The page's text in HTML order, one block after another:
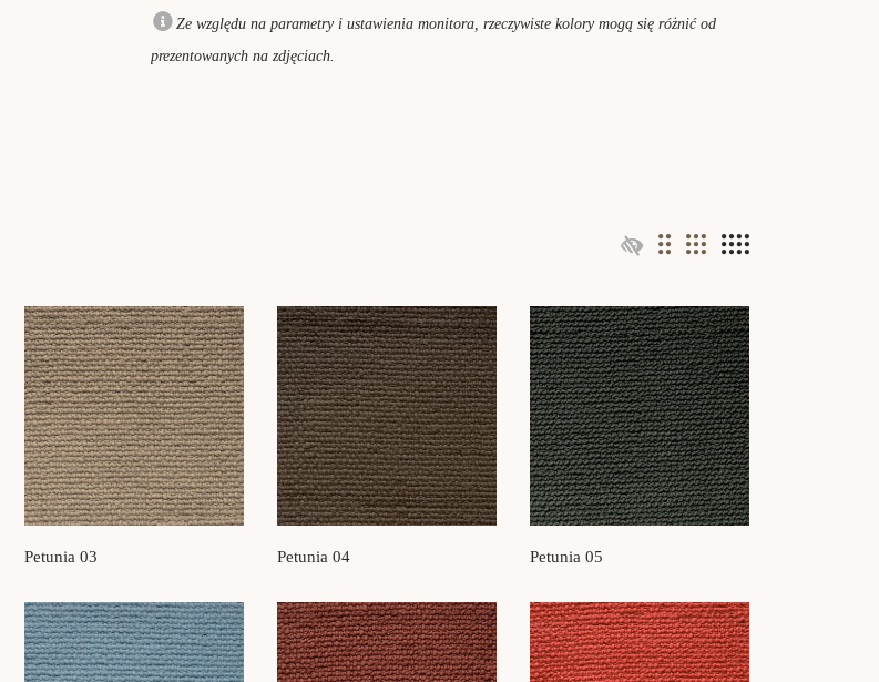
Ze względu na parametry i ustawienia monitora, rzeczywiste kolory mogą się różnić od
prezentowanych na zdjęciach.
Petunia 03 Petunia 04 Petunia 05